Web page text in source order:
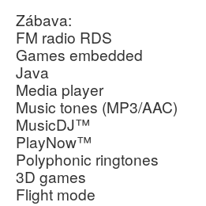
Zábava:
FM radio RDS
Games embedded
Java
Media player
Music tones (MP3/AAC)
MusicDJ™
PlayNow™
Polyphonic ringtones
3D games
Flight mode